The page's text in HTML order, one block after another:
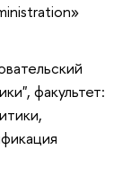
факультет: